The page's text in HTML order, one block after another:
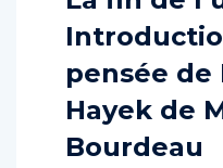
pensée de
Hayek de
Bourdeau